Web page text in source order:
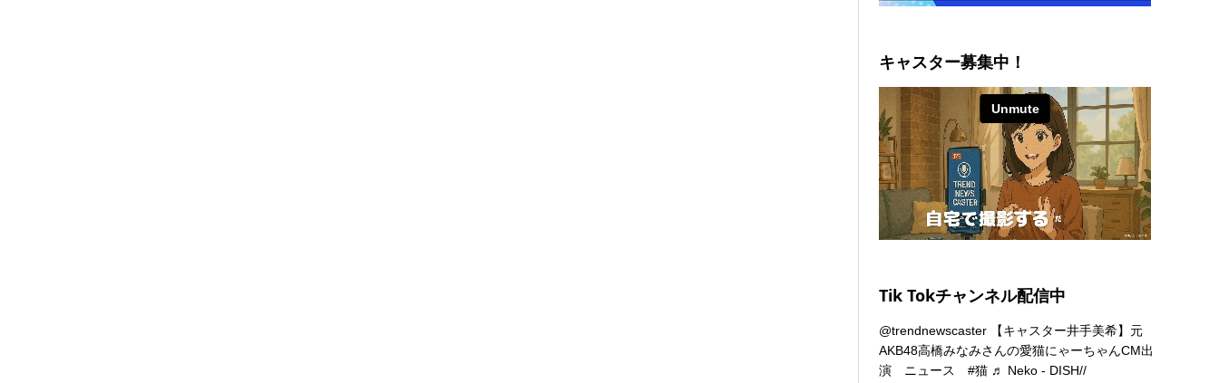
キャスター募集中！
Tik Tokチャンネル配信中
@trendnewscaster 【キャスター井手美希】元
AKB48高橋みなみさんの愛猫にゃーちゃんCM出
演 ニュース#猫 ♬ Neko - DISH//